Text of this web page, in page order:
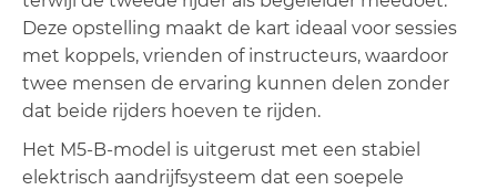
Deze opstelling maakt de kart ideaal voor sessies
met koppels, vrienden of instructeurs, waardoor
twee mensen de ervaring kunnen delen zonder
dat beide rijders hoeven te rijden.
Het M5-B-model is uitgerust met een stabiel
elektrisch aandrijfsysteem dat een soepele